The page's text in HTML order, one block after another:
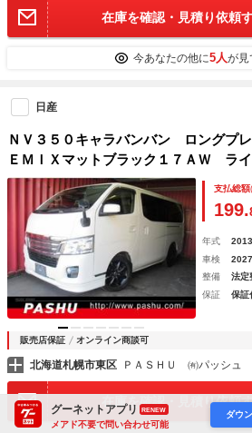
在庫を確認・見積り依頼
今あなたの他に5人が見
日産
ＮＶ３５０キャラバンバン ロングプ
ＥＭＩＸマットブラック１７ＡＷ ラ
ｅ ＨＤＤナビ地デジＴＶバックカメラ
ーレス設定アンダ－エアロレザーＰＫ
トフォグテール マットブラック１７
ット新品
支払総額
199.
年式
車検
整備
法定
保証
保証
販売店保証 オンライン商談可
北海道札幌市東区 ＰＡＳＨＵ ㈲パッシュ
在庫を確認・見積り依頼
グーネットアプリ RENEW
メアド不要で問い合わせ可能
ダウ